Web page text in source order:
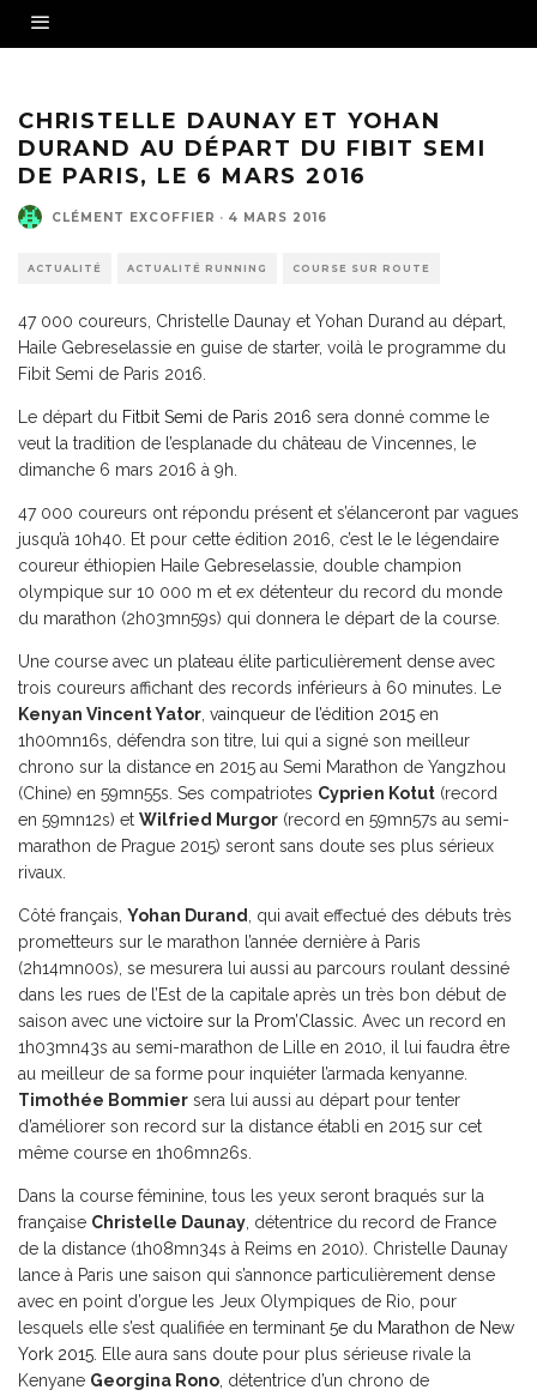
CHRISTELLE DAUNAY ET YOHAN
DURAND AU DÉPART DU FIBIT SEMI
DE PARIS, LE 6 MARS 2016
CLÉMENT EXCOFFIER · 4 MARS 2016
ACTUALITÉ ACTUALITÉ RUNNING COURSE SUR ROUTE
47 000 coureurs, Christelle Daunay et Yohan Durand au départ,
Haile Gebreselassie en guise de starter, voilà le programme du
Fibit Semi de Paris 2016.
Le départ du Fitbit Semi de Paris 2016 sera donné comme le
veut la tradition de l’esplanade du château de Vincennes, le
dimanche 6 mars 2016 à 9h.
47 000 coureurs ont répondu présent et s’élanceront par vagues
jusqu’à 10h40. Et pour cette édition 2016, c’est le le légendaire
coureur éthiopien Haile Gebreselassie, double champion
olympique sur 10 000 m et ex détenteur du record du monde
du marathon (2h03mn59s) qui donnera le départ de la course.
Une course avec un plateau élite particulièrement dense avec
trois coureurs affichant des records inférieurs à 60 minutes. Le
Kenyan Vincent Yator vainqueur de l’édition 2015 en
1h00mn16s, défendra son titre, lui qui a signé son meilleur
chrono sur la distance en 2015 au Semi Marathon de Yangzhou
(Chine) en 59mn55s. Ses compatriotes Cyprien Kotut (record
en 59mn12s) et Wilfried Murgor (record en 59mn57s au semi-
marathon de Prague 2015) seront sans doute ses plus sérieux
rivaux.
Côté français, Yohan Durand
, qui avait effectué des débuts très
prometteurs sur le marathon l’année dernière à Paris
(2h14mn00s), se mesurera lui aussi au parcours roulant dessiné
dans les rues de l’Est de la capitale après un très bon début de
saison avec une victoire sur la Prom’Classic . Avec un record en
1h03mn43s au semi-marathon de Lille en 2010, il lui faudra être
au meilleur de sa forme pour inquiéter l’armada kenyanne.
Timothée Bommier sera lui aussi au départ pour tenter
d’améliorer son record sur la distance établi en 2015 sur cet
même course en 1h06mn26s.
Dans la course féminine, tous les yeux seront braqués sur la
française Christelle Daunay , détentrice du record de France
de la distance (1h08mn34s à Reims en 2010). Christelle Daunay
lance à Paris une saison qui s’annonce particulièrement dense
avec en point d’orgue les Jeux Olympiques de Rio, pour
lesquels elle s’est qualifiée en terminant 5e du Marathon de New
York 2015 . Elle aura sans doute pour plus sérieuse rivale la
Kenyane Georgina Rono , détentrice d’un chrono de